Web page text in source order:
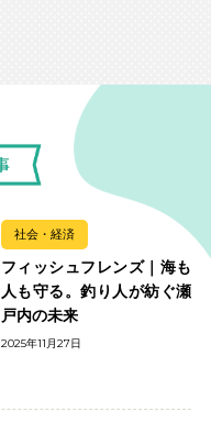
社会・経済
フィッシュフレンズ｜海も
人も守る。釣り人が紡ぐ瀬
戸内の未来
2025年11月27日